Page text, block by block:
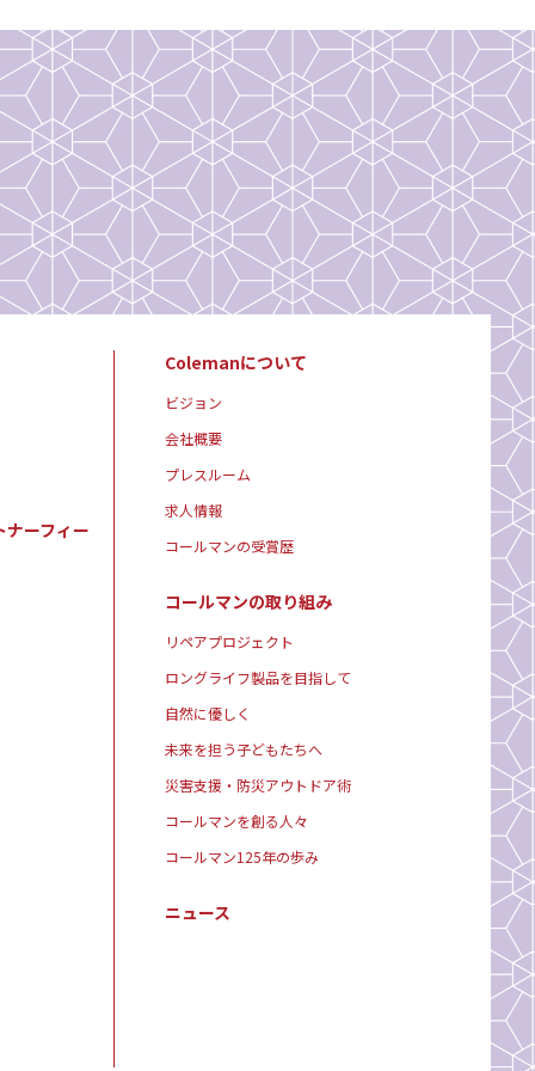
ーフィー
Colemanについて
ビジョン
会社概要
プレスルーム
求人情報
コールマンの受賞歴
コールマンの取り組み
リペアプロジェクト
ロングライフ製品を目指して
自然に優しく
未来を担う子どもたちへ
災害支援・防災アウトドア術
コールマンを創る人々
コールマン125年の歩み
ニュース